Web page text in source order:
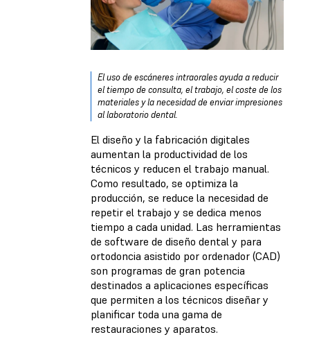
El uso de escáneres intraorales ayuda a reducir
el tiempo de consulta, el trabajo, el coste de los
materiales y la necesidad de enviar impresiones
al laboratorio dental.
El diseño y la fabricación digitales
aumentan la productividad de los
técnicos y reducen el trabajo manual.
Como resultado, se optimiza la
producción, se reduce la necesidad de
repetir el trabajo y se dedica menos
tiempo a cada unidad. Las herramientas
de software de diseño dental y para
ortodoncia asistido por ordenador (CAD)
son programas de gran potencia
destinados a aplicaciones específicas
que permiten a los técnicos diseñar y
planificar toda una gama de
restauraciones y aparatos.